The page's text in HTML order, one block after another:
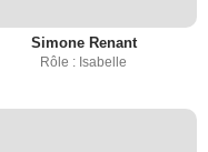
Simone Renant
Rôle : Isabelle